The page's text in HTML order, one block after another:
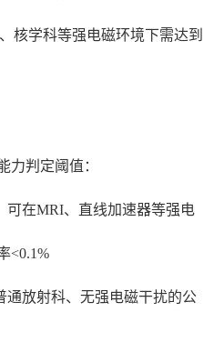
核学科等强电磁环境下需达到
力判定阈值：
可在MRI、直线加速器等强电
<0.1%
通放射科、无强电磁干扰的公